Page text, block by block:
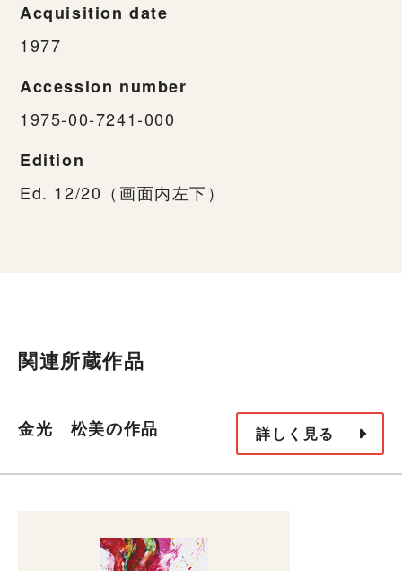
Acquisition date
1977
Accession number
1975-00-7241-000
Edition
Ed. 12/20（画面内左下）
関連所蔵作品
金光 松美の作品 詳しく見る